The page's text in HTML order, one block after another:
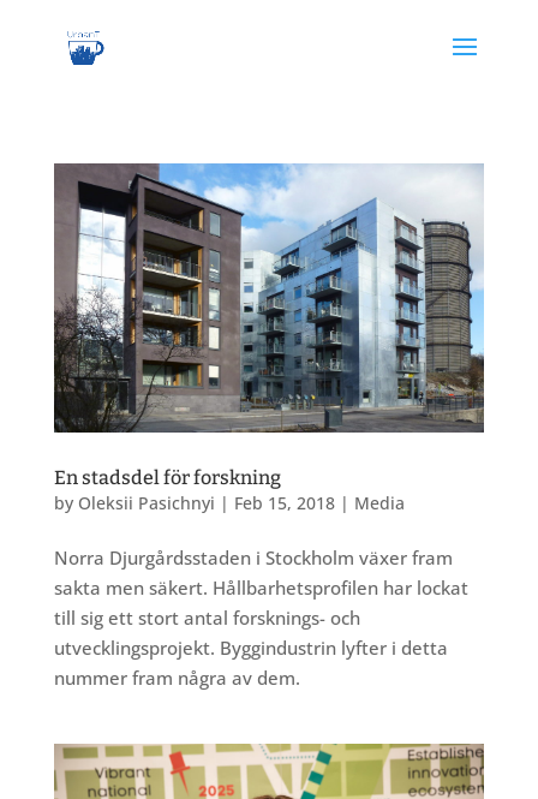
En stadsdel för forskning
by Oleksii Pasichnyi | Feb 15, 2018| Media
Norra Djurgårdsstaden i Stockholm växer fram
sakta men säkert. Hållbarhetsprofilen har lockat
till sig ett stort antal forsknings- och
utvecklingsprojekt. Byggindustrin lyfter i detta
nummer fram några av dem.